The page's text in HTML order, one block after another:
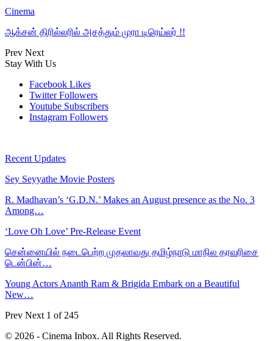
Cinema
ஆக்சன் திரில்லரில் அசத்தும் முரா டிரெய்லர் !!
Prev Next
Stay With Us
Facebook Likes
Twitter Followers
Youtube Subscribers
Instagram Followers
Recent Updates
Sey Seyyathe Movie Posters
R. Madhavan’s ‘G.D.N.’ Makes an August presence as the No. 3
Among…
‘Love Oh Love’ Pre-Release Event
சென்னையில் நடைபெற்ற முதலாவது தமிழ்நாடு மாநில தரவரிசை
டென்பின்…
Young Actors Ananth Ram & Brigida Embark on a Beautiful
New…
Prev Next 1 of 245
© 2026 - Cinema Inbox. All Rights Reserved.